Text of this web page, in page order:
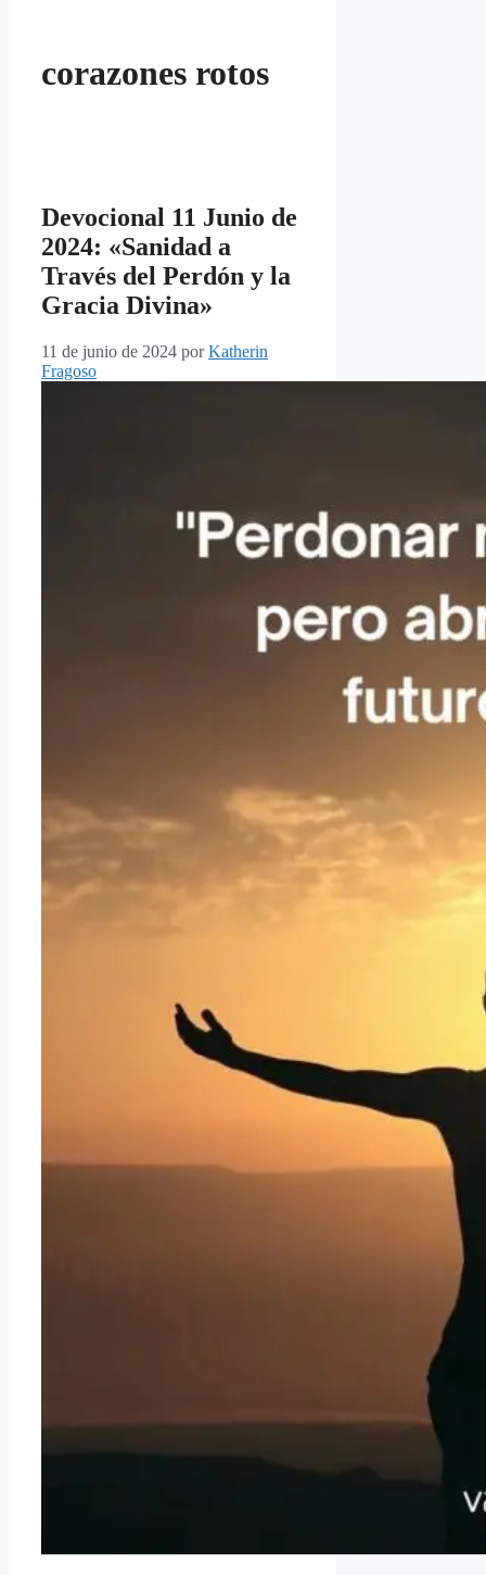
corazones rotos
Devocional 11 Junio de
2024: «Sanidad a
Través del Perdón y la
Gracia Divina»
11 de junio de 2024 porKatherin
Fragoso